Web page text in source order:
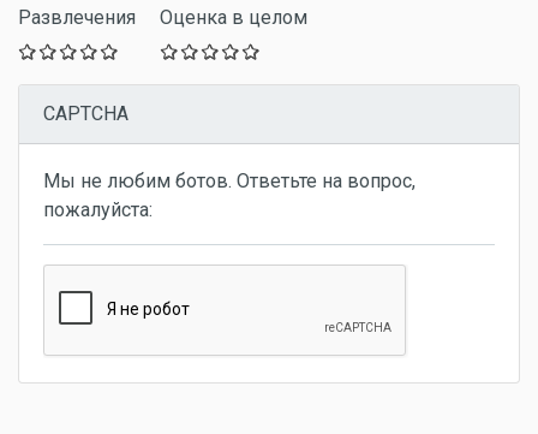
Развлечения Оценка в целом
CAPTCHA
Мы не любим ботов. Ответьте на вопрос,
пожалуйста: